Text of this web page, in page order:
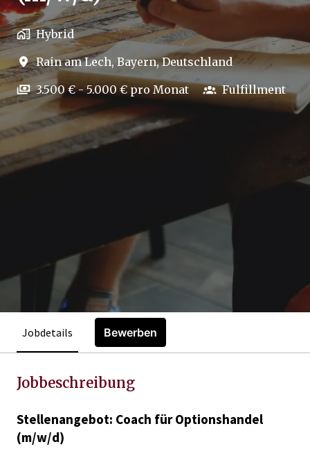
Hybrid
Rain am Lech, Bayern, Deutschland
3.500 € - 5.000 € pro Monat
Fulfillment
Jobdetails Bewerben
Jobbeschreibung
Stellenangebot: Coach für Optionshandel
(m/w/d)